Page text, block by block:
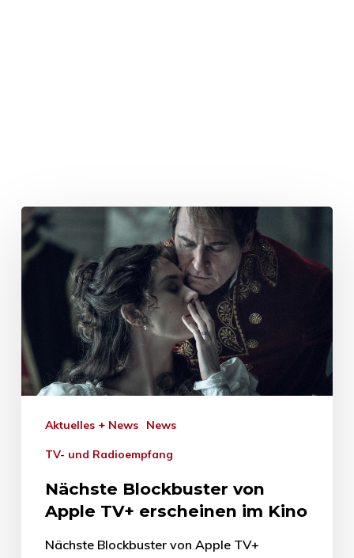
Aktuelles + News News
TV- und Radioempfang
Nächste Blockbuster von
Apple TV+ erscheinen im Kino
Nächste Blockbuster von Apple TV+